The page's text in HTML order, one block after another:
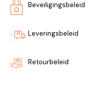
Beveiligingsbeleid
Leveringsbeleid
Retourbeleid